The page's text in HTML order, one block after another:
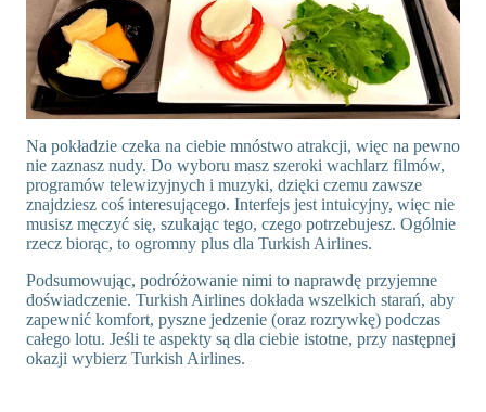
Na pokładzie czeka na ciebie mnóstwo atrakcji, więc na pewno
nie zaznasz nudy. Do wyboru masz szeroki wachlarz filmów,
programów telewizyjnych i muzyki, dzięki czemu zawsze
znajdziesz coś interesującego. Interfejs jest intuicyjny, więc nie
musisz męczyć się, szukając tego, czego potrzebujesz. Ogólnie
rzecz biorąc, to ogromny plus dla Turkish Airlines.
Podsumowując, podróżowanie nimi to naprawdę przyjemne
doświadczenie. Turkish Airlines dokłada wszelkich starań, aby
zapewnić komfort, pyszne jedzenie (oraz rozrywkę) podczas
całego lotu. Jeśli te aspekty są dla ciebie istotne, przy następnej
okazji wybierz Turkish Airlines.